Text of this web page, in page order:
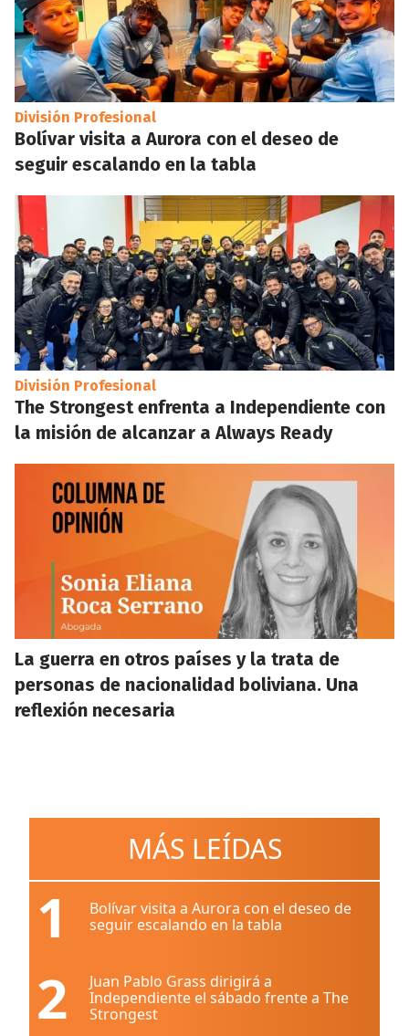
División Profesional
Bolívar visita a Aurora con el deseo de
seguir escalando en la tabla
División Profesional
The Strongest enfrenta a Independiente con
la misión de alcanzar a Always Ready
La guerra en otros países y la trata de
personas de nacionalidad boliviana. Una
reflexión necesaria
MÁS LEÍDAS
1
Bolívar visita a Aurora con el deseo de
seguir escalando en la tabla
2
Juan Pablo Grass dirigirá a
Independiente el sábado frente a The
Strongest